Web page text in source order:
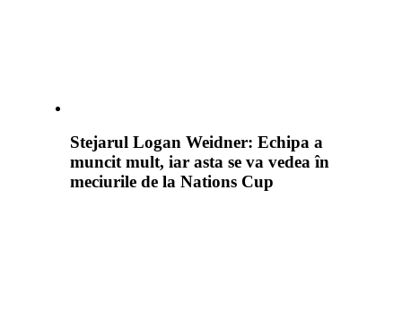
Stejarul Logan Weidner: Echipa a
muncit mult, iar asta se va vedea în
meciurile de la Nations Cup